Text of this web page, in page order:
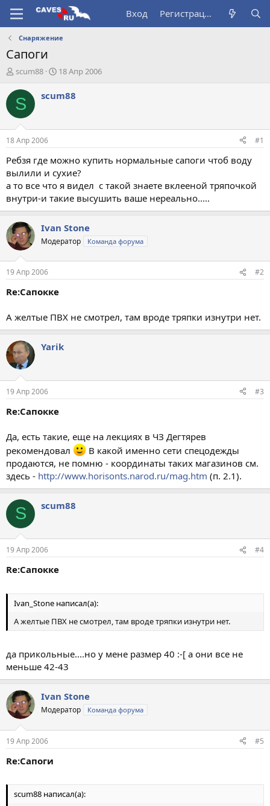
Вход Регистрация
Снаряжение
Сапоги
А
т
о
т
е
м
ы
scum88
Д
т
а
л
18 Апр 2006
S scum88
18 Апр 2006 #1
Ребзя где можно купить нормальные сапоги чтоб воду
вылили и сухие?
а то все что я видел с такой знаете вклееной тряпочкой
внутри-и такие высушить ваше нереально.....
Ivan Stone
Модератор Команда форума
19 Апр 2006 #2
Re:Сапокке
А желтые ПВХ не смотрел, там вроде тряпки изнутри нет.
Yarik
19 Апр 2006 #3
Re:Сапокке
Да, есть такие, еще на лекциях в ЧЗ Дегтярев
рекомендовал
В какой именно сети спецодежды
продаются, не помню - координаты таких магазинов см.
здесь - http://www.horisonts.narod.ru/mag.htm (п. 2.1).
S scum88
19 Апр 2006 #4
Re:Сапокке
Ivan_Stone написал(а):
А желтые ПВХ не смотрел, там вроде тряпки изнутри нет.
да прикольные....но у мене размер 40 :-[ а они все не
меньше 42-43
Ivan Stone
Модератор Команда форума
19 Апр 2006 #5
Re:Сапоги
scum88 написал(а):